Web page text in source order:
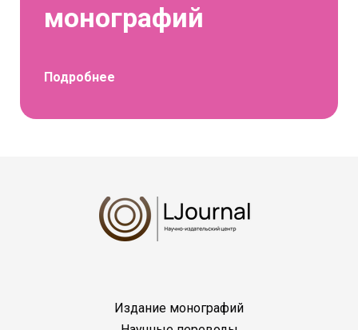
монографий
Подробнее
Издание монографий